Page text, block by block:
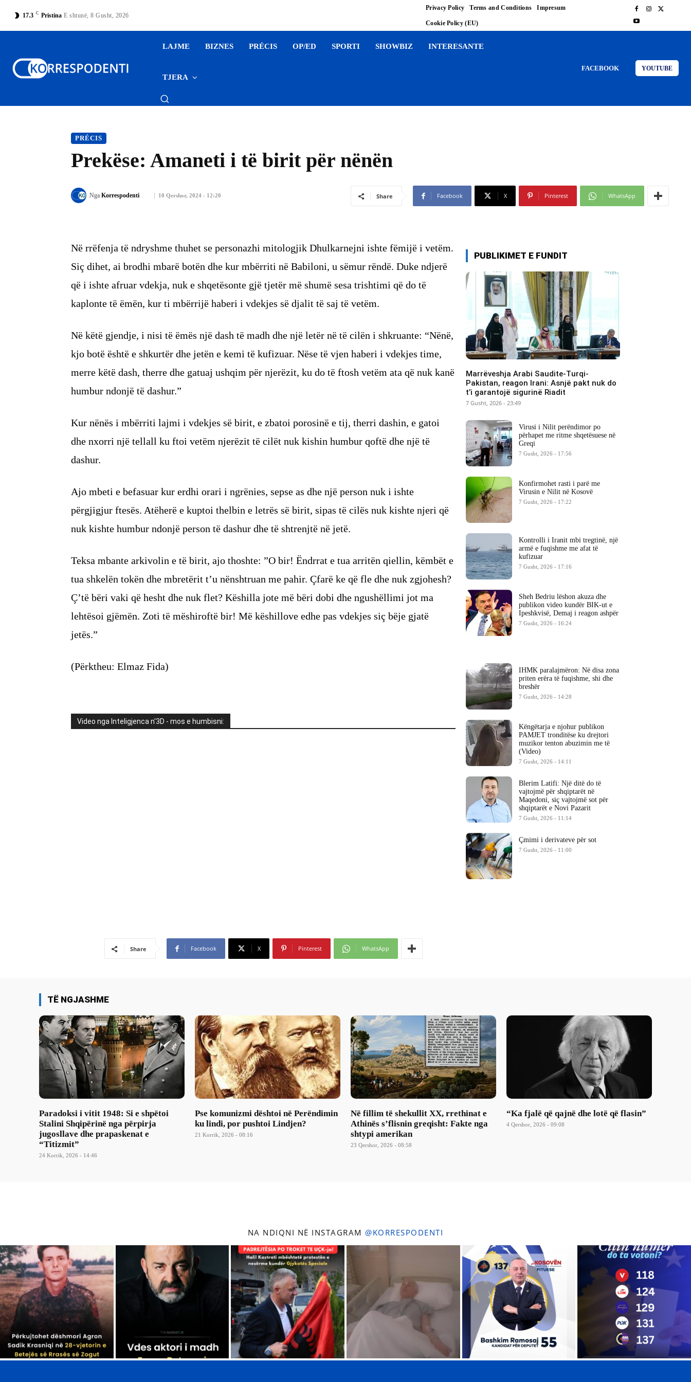
17.3 C Pristina E shtunë, 8 Gusht, 2026
Privacy Policy Terms and Conditions Impresum
Cookie Policy (EU)
LAJME BIZNES PRÉCIS OP/ED SPORTI SHOWBIZ INTERESANTE
TJERA
FACEBOOK YOUTUBE
PRÉCIS
Prekëse: Amaneti i të birit për nënën
10 Qershor, 2024 - 12:20
Nga Korrespodenti Share Facebook X Pinterest WhatsApp
Në rrëfenja të ndryshme thuhet se personazhi mitologjik Dhulkarnejni ishte fëmijë i vetëm.
Siç dihet, ai brodhi mbarë botën dhe kur mbërriti në Babiloni, u sëmur rëndë. Duke ndjerë
që i ishte afruar vdekja, nuk e shqetësonte gjë tjetër më shumë sesa trishtimi që do të
kaplonte të ëmën, kur ti mbërrijë haberi i vdekjes së djalit të saj të vetëm.
Në këtë gjendje, i nisi të ëmës një dash të madh dhe një letër në të cilën i shkruante: “Nënë,
kjo botë është e shkurtër dhe jetën e kemi të kufizuar. Nëse të vjen haberi i vdekjes time,
merre këtë dash, therre dhe gatuaj ushqim për njerëzit, ku do të ftosh vetëm ata që nuk kanë
humbur ndonjë të dashur.”
Kur nënës i mbërriti lajmi i vdekjes së birit, e zbatoi porosinë e tij, therri dashin, e gatoi
dhe nxorri një tellall ku ftoi vetëm njerëzit të cilët nuk kishin humbur qoftë dhe një të
dashur.
Ajo mbeti e befasuar kur erdhi orari i ngrënies, sepse as dhe një person nuk i ishte
përgjigjur ftesës. Atëherë e kuptoi thelbin e letrës së birit, sipas të cilës nuk kishte njeri që
nuk kishte humbur ndonjë person të dashur dhe të shtrenjtë në jetë.
Teksa mbante arkivolin e të birit, ajo thoshte: ”O bir! Ëndrrat e tua arritën qiellin, këmbët e
tua shkelën tokën dhe mbretërit t’u nënshtruan me pahir. Çfarë ke që fle dhe nuk zgjohesh?
Ç’të bëri vaki që hesht dhe nuk flet? Këshilla jote më bëri dobi dhe ngushëllimi jot ma
lehtësoi gjëmën. Zoti të mëshiroftë bir! Më këshillove edhe pas vdekjes siç bëje gjatë
jetës.”
(Përktheu: Elmaz Fida)
Video nga Inteligjenca n'3D - mos e humbisni:
Share Facebook X Pinterest WhatsApp
PUBLIKIMET E FUNDIT
Marrëveshja Arabi Saudite-Turqi-
Pakistan, reagon Irani: Asnjë pakt nuk do
t’i garantojë sigurinë Riadit
7 Gusht, 2026 - 23:49
Virusi i Nilit perëndimor po
përhapet me ritme shqetësuese në
Greqi
7 Gusht, 2026 - 17:56
Konfirmohet rasti i parë me
Virusin e Nilit në Kosovë
7 Gusht, 2026 - 17:22
Kontrolli i Iranit mbi tregtinë, një
armë e fuqishme me afat të
kufizuar
7 Gusht, 2026 - 17:16
Sheh Bedriu lëshon akuza dhe
publikon video kundër BIK-ut e
Ipeshkvisë, Demaj i reagon ashpër
7 Gusht, 2026 - 16:24
IHMK paralajmëron: Në disa zona
priten erëra të fuqishme, shi dhe
breshër
7 Gusht, 2026 - 14:28
Këngëtarja e njohur publikon
PAMJET tronditëse ku drejtori
muzikor tenton abuzimin me të
(Video)
7 Gusht, 2026 - 14:11
Blerim Latifi: Një ditë do të
vajtojmë për shqiptarët në
Maqedoni, siç vajtojmë sot për
shqiptarët e Novi Pazarit
7 Gusht, 2026 - 11:14
Çmimi i derivateve për sot
7 Gusht, 2026 - 11:00
TË NGJASHME
Paradoksi i vitit 1948: Si e shpëtoi
Stalini Shqipërinë nga përpirja
jugosllave dhe prapaskenat e
“Titizmit”
24 Korrik, 2026 - 14:46
Pse komunizmi dështoi në Perëndimin
ku lindi, por pushtoi Lindjen?
21 Korrik, 2026 - 08:16
Në fillim të shekullit XX, rrethinat e
Athinës s’flisnin greqisht: Fakte nga
shtypi amerikan
23 Qershor, 2026 - 08:58
“Ka fjalë që qajnë dhe lotë që flasin”
4 Qershor, 2026 - 09:08
NA NDIQNI NË INSTAGRAM @KORRESPODENTI